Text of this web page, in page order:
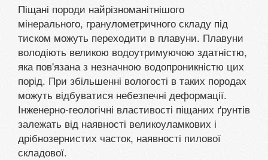
Піщані породи найрізноманітнішого
мінерального, гранулометричного складу під
тиском можуть переходити в плавуни. Плавуни
володіють великою водоутримуючою здатністю,
яка пов'язана з незначною водопроникністю цих
порід. При збільшенні вологості в таких породах
можуть відбуватися небезпечні деформації.
Інженерно-геологічні властивості піщаних ґрунтів
залежать від наявності великоуламкових і
дрібнозернистих часток, наявності пилової
складової.